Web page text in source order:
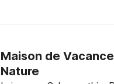
Maison de
Nature